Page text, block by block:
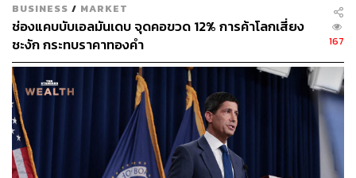
38
BUSINESS / MARKET
ช่องแคบบับเอลมันเดบ จุดคอขวด 12% การค้าโลกเสี่ยง
ชะงัก กระทบราคาทองคำ
167